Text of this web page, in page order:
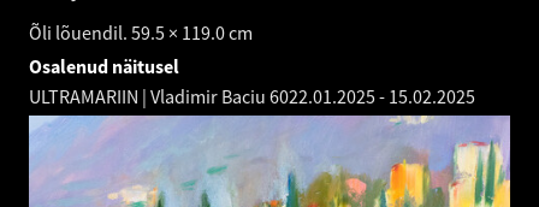
Õli lõuendil. 59.5 × 119.0 cm
Osalenud näitusel
ULTRAMARIIN | Vladimir Baciu 6022.01.2025- 15.02.2025